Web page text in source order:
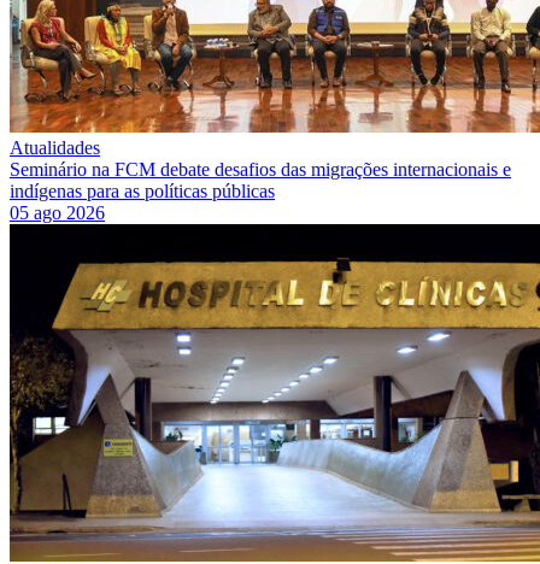
Atualidades
Seminário na FCM debate desafios das migrações internacionais e
indígenas para as políticas públicas
05 ago 2026